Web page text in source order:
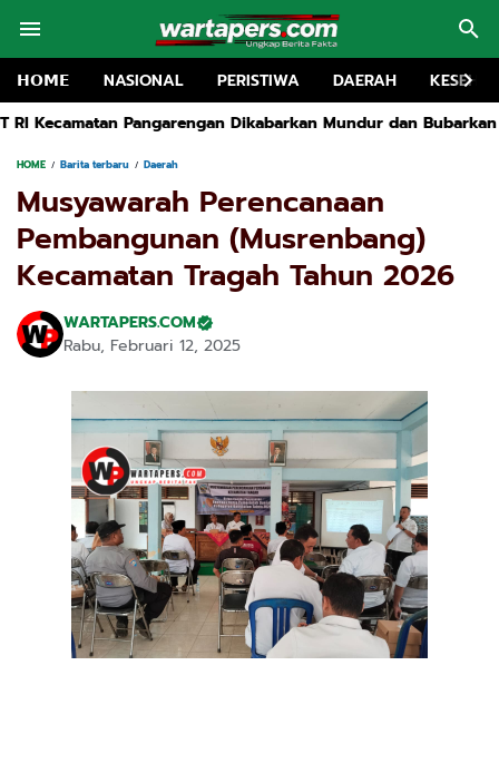
𝗛𝗢𝗠𝗘 NASIONAL PERISTIWA DAERAH
Dikabarkan Mundur dan Bubarkan Kepanitiaan, Story
HOME Barita terbaru Daerah
Musyawarah Perencanaan
Pembangunan (Musrenbang)
Kecamatan Tragah Tahun 2026
WARTAPERS.COM
Rabu, Februari 12, 2025